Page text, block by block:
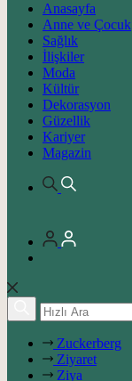
Anasayfa
Anne ve Çocuk
Sağlık
İlişkiler
Moda
Kültür
Dekorasyon
Güzellik
Kariyer
Magazin
Zuckerberg
Ziyaret
Ziya